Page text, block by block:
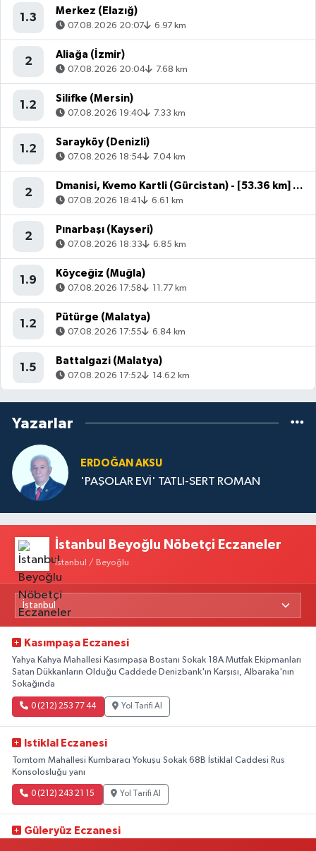
1.3
Merkez (Elazığ)
07.08.2026 20:07 6.97 km
2
Aliağa (İzmir)
07.08.2026 20:04 7.68 km
1.2
Silifke (Mersin)
07.08.2026 19:40 7.33 km
1.2
Sarayköy (Denizli)
07.08.2026 18:54 7.04 km
2
Dmanisi, Kvemo Kartli (Gürcistan) - [53.36 km] Akyaka (Kars)
07.08.2026 18:41 6.61 km
2
Pınarbaşı (Kayseri)
07.08.2026 18:33 6.85 km
1.9
Köyceğiz (Muğla)
07.08.2026 17:58 11.77 km
1.2
Pütürge (Malatya)
07.08.2026 17:55 6.84 km
1.5
Battalgazi (Malatya)
07.08.2026 17:52 14.62 km
Yazarlar
ERDOĞAN AKSU
'PAŞOLAR EVİ' TATLI-SERT ROMAN
İstanbul Beyoğlu Nöbetçi Eczaneler
İstanbul / Beyoğlu
Kasımpaşa Eczanesi
Yahya Kahya Mahallesi Kasımpaşa Bostanı Sokak 18A Mutfak Ekipmanları
Satan Dükkanların Olduğu Caddede Denizbank'ın Karşısı, Albaraka'nın
Sokağında
0 (212) 253 77 44 Yol Tarifi Al
Istiklal Eczanesi
Tomtom Mahallesi Kumbaracı Yokuşu Sokak 68B İstiklal Caddesi Rus
Konsolosluğu yanı
0 (212) 243 21 15 Yol Tarifi Al
Güleryüz Eczanesi